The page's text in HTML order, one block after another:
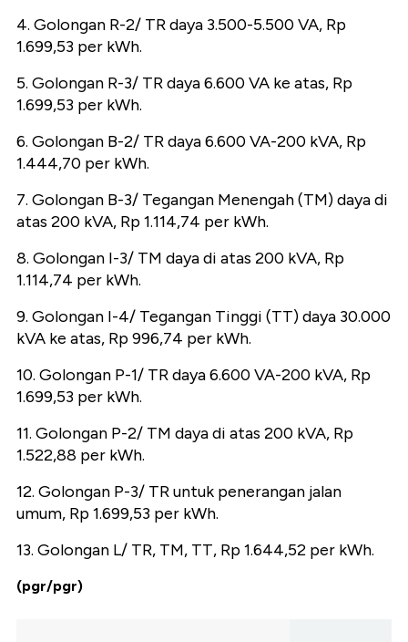
4. Golongan R-2/ TR daya 3.500-5.500 VA, Rp
1.699,53 per kWh.
5. Golongan R-3/ TR daya 6.600 VA ke atas, Rp
1.699,53 per kWh.
6. Golongan B-2/ TR daya 6.600 VA-200 kVA, Rp
1.444,70 per kWh.
7. Golongan B-3/ Tegangan Menengah (TM) daya di
atas 200 kVA, Rp 1.114,74 per kWh.
8. Golongan I-3/ TM daya di atas 200 kVA, Rp
1.114,74 per kWh.
9. Golongan I-4/ Tegangan Tinggi (TT) daya 30.000
kVA ke atas, Rp 996,74 per kWh.
10. Golongan P-1/ TR daya 6.600 VA-200 kVA, Rp
1.699,53 per kWh.
11. Golongan P-2/ TM daya di atas 200 kVA, Rp
1.522,88 per kWh.
12. Golongan P-3/ TR untuk penerangan jalan
umum, Rp 1.699,53 per kWh.
13. Golongan L/ TR, TM, TT, Rp 1.644,52 per kWh.
(pgr/pgr)